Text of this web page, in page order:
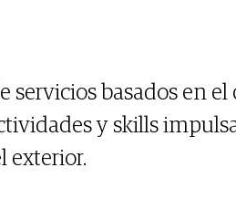
servicios basados en
y skills
exterior.